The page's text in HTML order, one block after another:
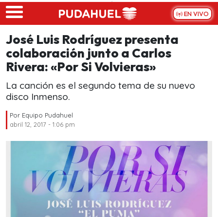
Skip to main content
EN VIVO
José Luis Rodríguez presenta
colaboración junto a Carlos
Rivera: «Por Si Volvieras»
La canción es el segundo tema de su nuevo
disco Inmenso.
Por Equipo Pudahuel
abril 12, 2017 - 1:06 pm